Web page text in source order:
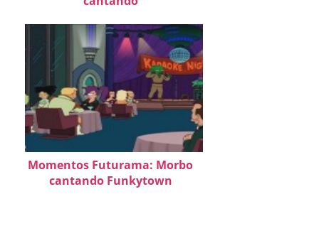
Momentos Futurama: Morbo
cantando Funkytown